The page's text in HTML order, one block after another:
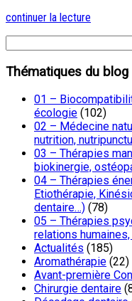
continuer la lecture
Thématiques du blog
01 –
écologie (102)
02 – Médecine
nutrition,
03 – Thérapies
biokinergie,
04 – Thérapies
Etiothérapie,
dentaire…) (78)
05 – Thérapies
relations
Actualités (185)
Aromathérapie (22)
Avant-première
Chirurgie dentaire